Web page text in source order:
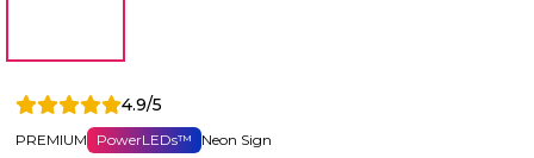
4.9/5
PREMIUM PowerLEDs™ Neon Sign